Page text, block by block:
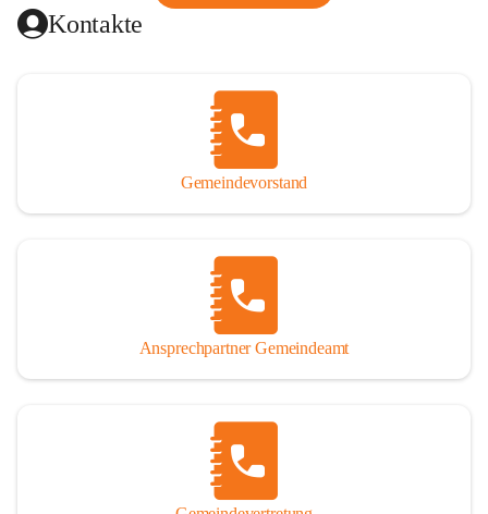
Kontakte
Gemeindevorstand
Ansprechpartner Gemeindeamt